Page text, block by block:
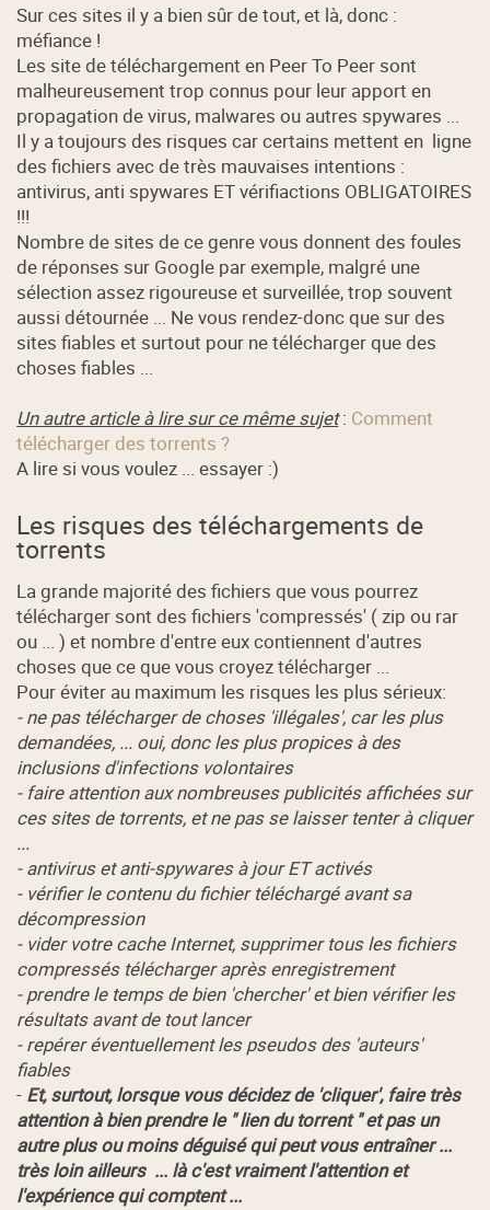
Sur ces sites il y a bien sûr de tout, et là, donc :
méfiance !
Les site de téléchargement en Peer To Peer sont
malheureusement trop connus pour leur apport en
propagation de virus, malwares ou autres spywares ...
Il y a toujours des risques car certains mettent en ligne
des fichiers avec de très mauvaises intentions :
antivirus, anti spywares ET vérifiactions OBLIGATOIRES
!!!
Nombre de sites de ce genre vous donnent des foules
de réponses sur Google par exemple, malgré une
sélection assez rigoureuse et surveillée, trop souvent
aussi détournée ... Ne vous rendez-donc que sur des
sites fiables et surtout pour ne télécharger que des
choses fiables ...
Un autre article à lire sur ce même sujet: Comment
télécharger des torrents ?
A lire si vous voulez ... essayer :)
Les risques des téléchargements de
torrents
La grande majorité des fichiers que vous pourrez
télécharger sont des fichiers 'compressés' ( zip ou rar
ou ... ) et nombre d'entre eux contiennent d'autres
choses que ce que vous croyez télécharger ...
Pour éviter au maximum les risques les plus sérieux:
- ne pas télécharger de choses 'illégales', car les plus
demandées, ... oui, donc les plus propices à des
inclusions d'infections volontaires
- faire attention aux nombreuses publicités affichées sur
ces sites de torrents, et ne pas se laisser tenter à cliquer
...
- antivirus et anti-spywares à jour ET activés
- vérifier le contenu du fichier téléchargé avant sa
décompression
- vider votre cache Internet, supprimer tous les fichiers
compressés télécharger après enregistrement
- prendre le temps de bien 'chercher' et bien vérifier les
résultats avant de tout lancer
- repérer éventuellement les pseudos des 'auteurs'
fiables
- Et, surtout, lorsque vous décidez de 'cliquer', faire très
attention à bien prendre le " lien du torrent " et pas un
autre plus ou moins déguisé qui peut vous entraîner ...
très loin ailleurs ... là c'est vraiment l'attention et
l'expérience qui comptent ...